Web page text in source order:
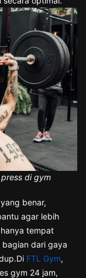
di gym
benar,
agar lebih
tempat
dari gaya
FTL Gym,
gym 24 jam,